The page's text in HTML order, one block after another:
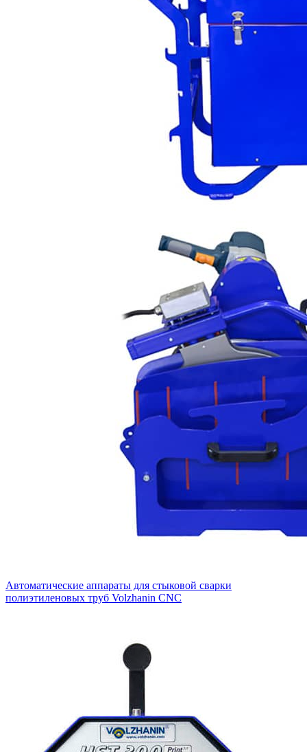
Автоматические аппараты для стыковой сварки
полиэтиленовых труб Volzhanin CNC